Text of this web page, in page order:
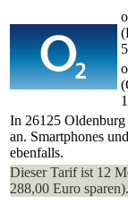
In 26125
an. Smartphones
ebenfalls.
Dieser Tarif ist 12
288,00 Euro sparen).